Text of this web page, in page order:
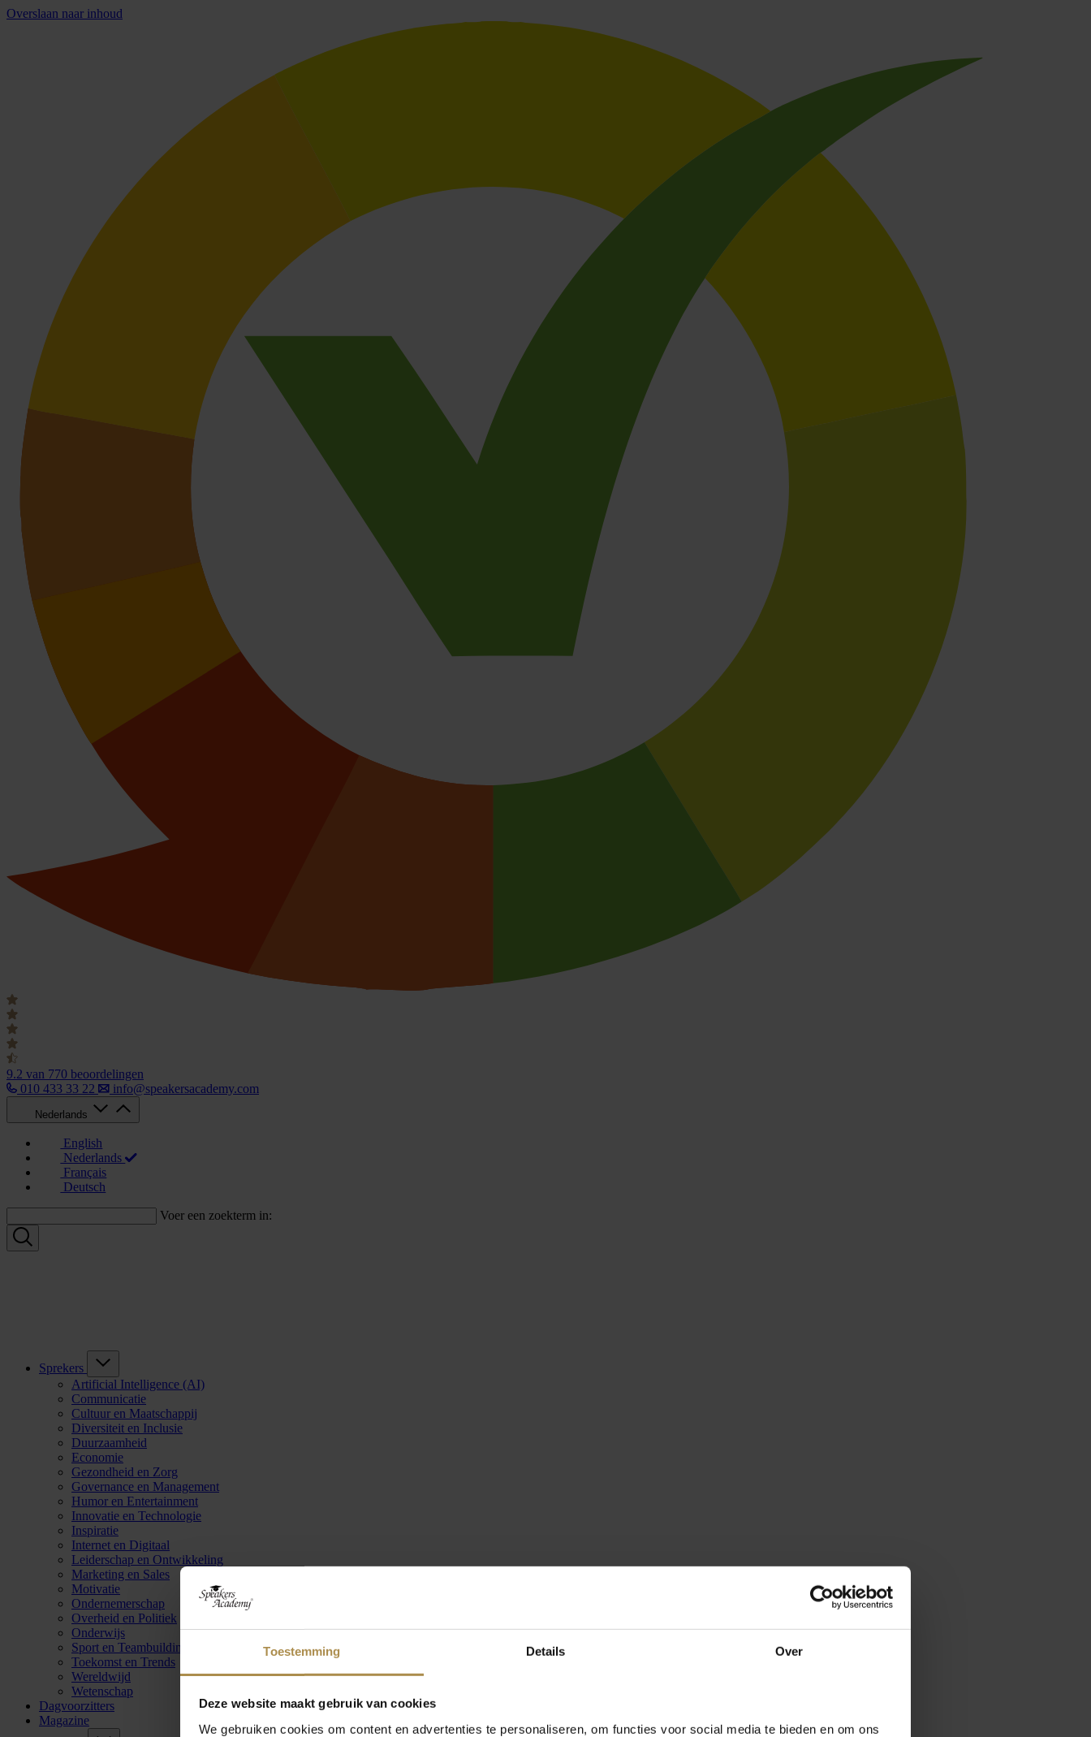
Toestemming Details Over
Deze website maakt gebruik van cookies
We gebruiken cookies om content en advertenties te personaliseren, om functies voor social media te bieden en om ons
Overslaan naar inhoud
9.2 van 770 beoordelingen
010 433 33 22
info@speakersacademy.com
Nederlands
English
Nederlands
Français
Deutsch
Voer een zoekterm in:
Sprekers
Artificial Intelligence (AI)
Communicatie
Cultuur en Maatschappij
Diversiteit en Inclusie
Duurzaamheid
Economie
Gezondheid en Zorg
Governance en Management
Humor en Entertainment
Innovatie en Technologie
Inspiratie
Internet en Digitaal
Leiderschap en Ontwikkeling
Marketing en Sales
Motivatie
Ondernemerschap
Overheid en Politiek
Onderwijs
Sport en Teambuilding
Toekomst en Trends
Wereldwijd
Wetenschap
Dagvoorzitters
Magazine